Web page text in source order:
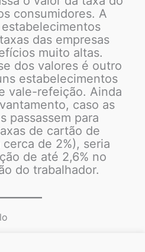
consumidores. A
das empresas
muito altas.
dos valores é outro
estabelecimentos
vale-refeição. Ainda
caso as
passassem para
de cartão de
de 2%), seria
de até 2,6% no
do trabalhador.